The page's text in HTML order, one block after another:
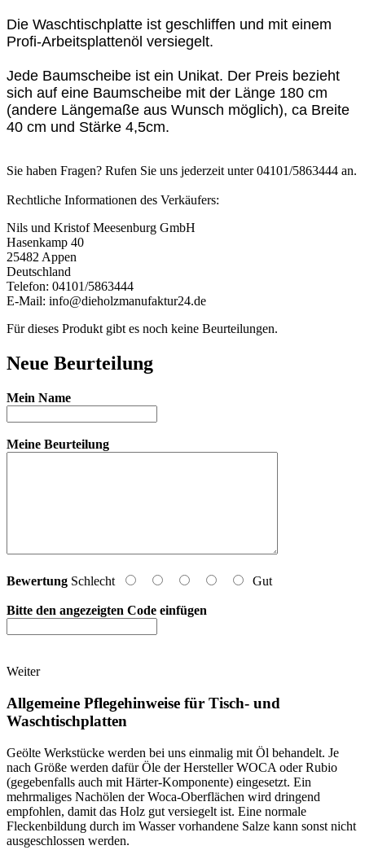
Die Waschtischplatte ist geschliffen und mit einem
Profi-Arbeitsplattenöl versiegelt.
Jede Baumscheibe ist ein Unikat. Der Preis bezieht
sich auf eine Baumscheibe mit der Länge 180 cm
(andere Längemaße aus Wunsch möglich), ca Breite
40 cm und Stärke 4,5cm.
Sie haben Fragen? Rufen Sie uns jederzeit unter 04101/5863444 an.
Rechtliche Informationen des Verkäufers:
Nils und Kristof Meesenburg GmbH
Hasenkamp 40
25482 Appen
Deutschland
Telefon: 04101/5863444
E-Mail: info@dieholzmanufaktur24.de
Für dieses Produkt gibt es noch keine Beurteilungen.
Neue Beurteilung
Mein Name
Meine Beurteilung
Bewertung Schlecht Gut
Bitte den angezeigten Code einfügen
Weiter
Allgemeine Pflegehinweise für Tisch- und
Waschtischplatten
Geölte Werkstücke werden bei uns einmalig mit Öl behandelt. Je
nach Größe werden dafür Öle der Hersteller WOCA oder Rubio
(gegebenfalls auch mit Härter-Komponente) eingesetzt. Ein
mehrmaliges Nachölen der Woca-Oberflächen wird dringend
empfohlen, damit das Holz gut versiegelt ist. Eine normale
Fleckenbildung durch im Wasser vorhandene Salze kann sonst nicht
ausgeschlossen werden.